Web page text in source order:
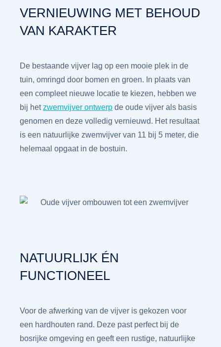
VERNIEUWING MET BEHOUD
VAN KARAKTER
De bestaande vijver lag op een mooie plek in de
tuin, omringd door bomen en groen. In plaats van
een compleet nieuwe locatie te kiezen, hebben we
bij hetzwemvijver ontwerp de oude vijver als basis
genomen en deze volledig vernieuwd. Het resultaat
is een natuurlijke zwemvijver van 11 bij 5 meter, die
helemaal opgaat in de bostuin.
NATUURLIJK ÉN
FUNCTIONEEL
Voor de afwerking van de vijver is gekozen voor
een hardhouten rand. Deze past perfect bij de
bosrijke omgeving en geeft een rustige, natuurlijke